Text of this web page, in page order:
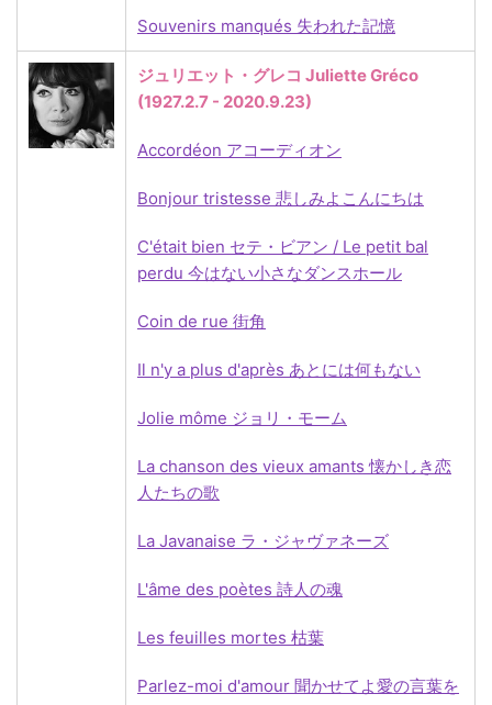
Souvenirs manqués 失われた記憶
ジュリエット・グレコ Juliette Gréco
(1927.2.7 - 2020.9.23)
Accordéon アコーディオン
Bonjour tristesse 悲しみよこんにちは
C'était bien セテ・ビアン / Le petit bal
perdu 今はない小さなダンスホール
Coin de rue 街角
Il n'y a plus d'après あとには何もない
Jolie môme ジョリ・モーム
La chanson des vieux amants 懐かしき恋
人たちの歌
La Javanaise ラ・ジャヴァネーズ
L'âme des poètes 詩人の魂
Les feuilles mortes 枯葉
Parlez-moi d'amour 聞かせてよ愛の言葉を